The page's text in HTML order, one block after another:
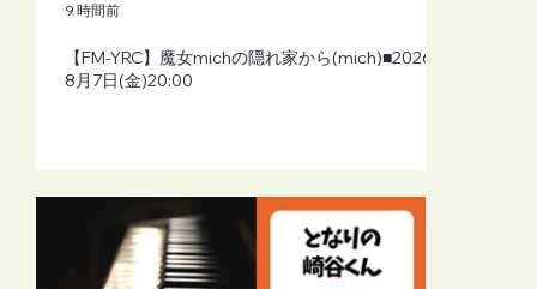
【FM-YRC】魔女michの隠れ家から(mich)■2026年
8月7日(金)20:00
9 時間前